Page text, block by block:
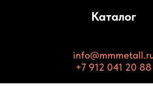
Каталог
+7 912 041 20 88